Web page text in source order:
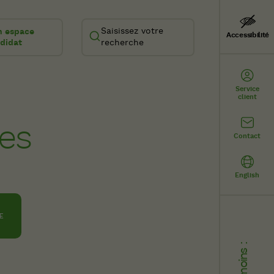
Accessibilité
Service
client
Contact
English
espace
Saisissez votre
recherche